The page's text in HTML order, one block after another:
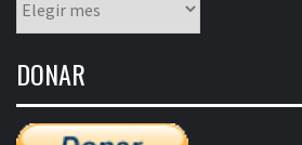
mensual
entradas
DONAR